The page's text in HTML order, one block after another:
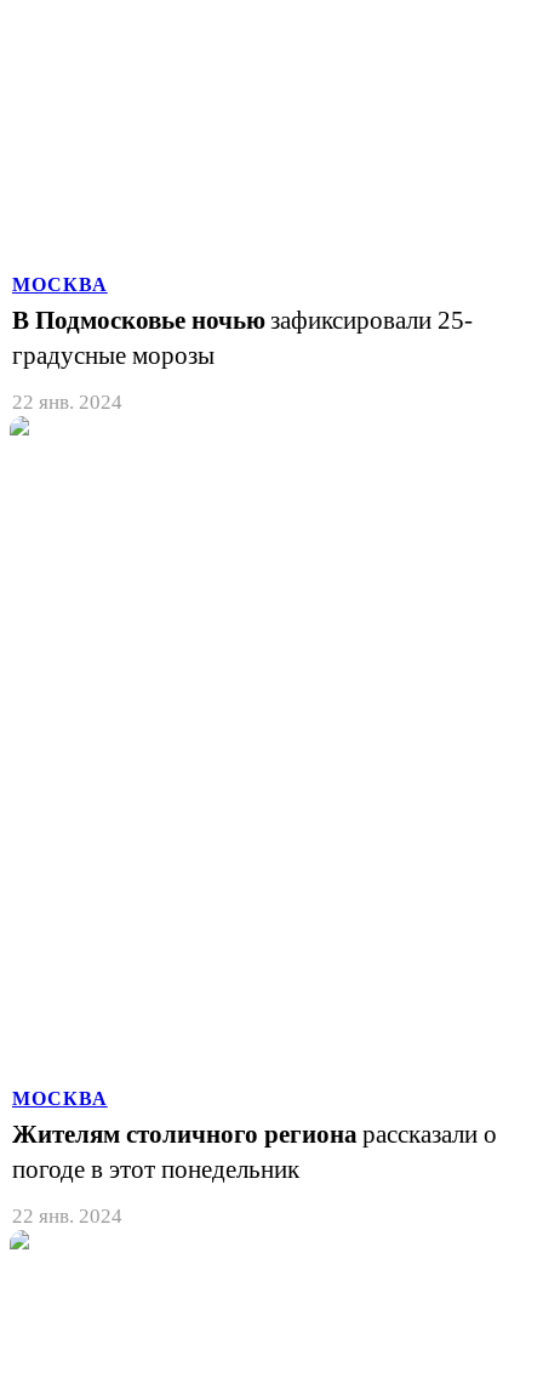
МОСКВА
В Подмосковье ночьюзафиксировали 25-
градусные морозы
22 янв. 2024
МОСКВА
Жителям столичного региона рассказали о
погоде в этот понедельник
22 янв. 2024